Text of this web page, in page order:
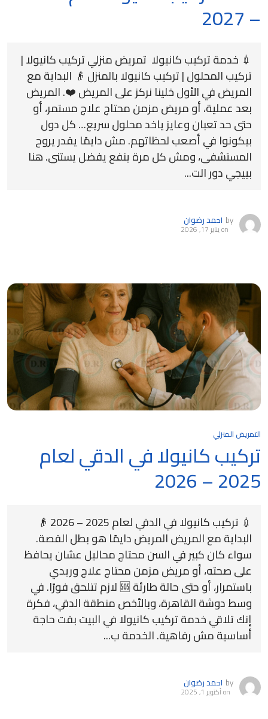
– 2027
💉 خدمة تركيب كانيولا تمريض منزلي تركيب كانيولا |
تركيب المحلول | تركيب كانيولا بالمنزل 👴 البداية مع
المريض في الأول خلينا نركز على المريض ❤️. المريض
بعد عملية، أو مريض مزمن محتاج علاج مستمر، أو
حتى حد تعبان وعايز ياخد محلول سريع… كل دول
بيكونوا في أصعب لحظاتهم. مش دايمًا يقدر يروح
المستشفى، ومش كل مرة ينفع يفضل يستنى. هنا
بييجي دور الت...
by احمد رضوان
onيناير 17, 2026
التمريض المنزلي
تركيب كانيولا في الدقي لعام
2025 – 2026
💉 تركيب كانيولا في الدقي لعام 2025 – 2026 👴
البداية مع المريض المريض دايمًا هو بطل القصة.
سواء كان كبير في السن محتاج محاليل عشان يحافظ
على صحته، أو مريض مزمن محتاج علاج وريدي
باستمرار، أو حتى حالة طارئة 🆘 لازم تتلحق فورًا. في
وسط دوشة القاهرة، وبالأخص منطقة الدقي، فكرة
إنك تلاقي خدمة تركيب كانيولا في البيت بقت حاجة
أساسية مش رفاهية. الخدمة ب...
by احمد رضوان
onأكتوبر 1, 2025